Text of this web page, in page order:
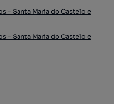
- Santa Maria do Castelo e
- Santa Maria do Castelo e